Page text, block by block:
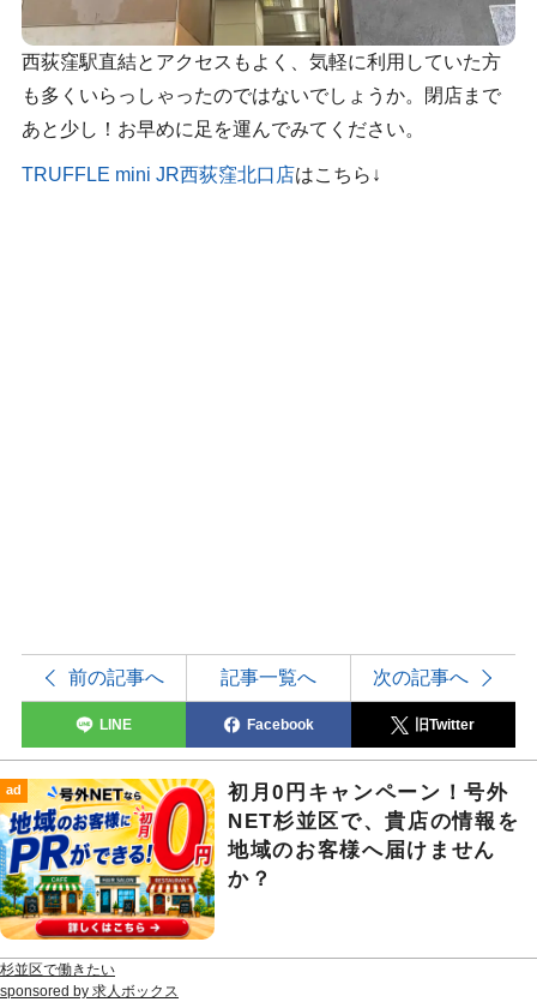
西荻窪駅直結とアクセスもよく、気軽に利用していた方
も多くいらっしゃったのではないでしょうか。閉店まで
あと少し！お早めに足を運んでみてください。
TRUFFLE mini JR西荻窪北口店はこちら↓
前の記事へ 記事一覧へ 次の記事へ
LINE Facebook 旧Twitter
ad
初月0円キャンペーン！号外
NET杉並区で、貴店の情報を
地域のお客様へ届けません
か？
杉並区で働きたい
sponsored by 求人ボックス